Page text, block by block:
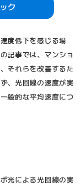
ク
度低下を感じる場
記事では、マンショ
それらを改善するた
、光回線の速度が実
般的な平均速度につ
光による光回線の実